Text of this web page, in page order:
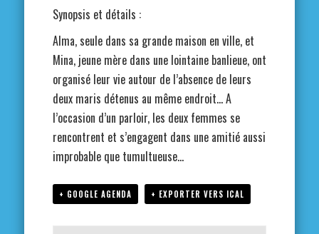
Synopsis et détails :
Alma, seule dans sa grande maison en ville, et
Mina, jeune mère dans une lointaine banlieue, ont
organisé leur vie autour de l’absence de leurs
deux maris détenus au même endroit… A
l’occasion d’un parloir, les deux femmes se
rencontrent et s’engagent dans une amitié aussi
improbable que tumultueuse…
+ GOOGLE AGENDA + EXPORTER VERS ICAL